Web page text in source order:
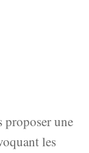
proposer une
les